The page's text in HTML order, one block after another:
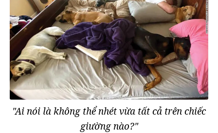
"Ai nói là không thể nhét vừa tất cả trên chiếc
giường nào?"